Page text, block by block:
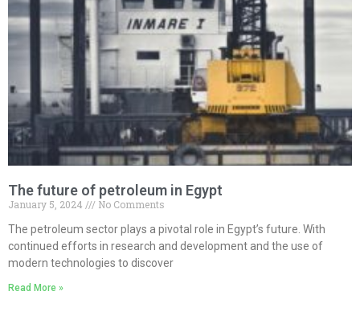
The future of petroleum in Egypt
January 5, 2024
No Comments
The petroleum sector plays a pivotal role in Egypt’s future. With
continued efforts in research and development and the use of
modern technologies to discover
Read More »